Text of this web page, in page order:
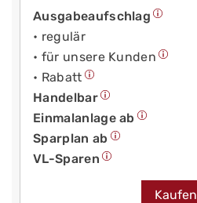
Ausgabeaufschlag
• regulär
• für unsere Kunden
• Rabatt
Handelbar
Einmalanlage ab
Sparplan ab
VL-Sparen
Kaufen